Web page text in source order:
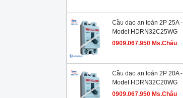
Cầu dao an toàn 2P 25A -
Model HDRN32C25WG
0909.067.950 Ms.Châu
Cầu dao an toàn 2P 20A -
Model HDRN32C20WG
0909.067.950 Ms.Châu